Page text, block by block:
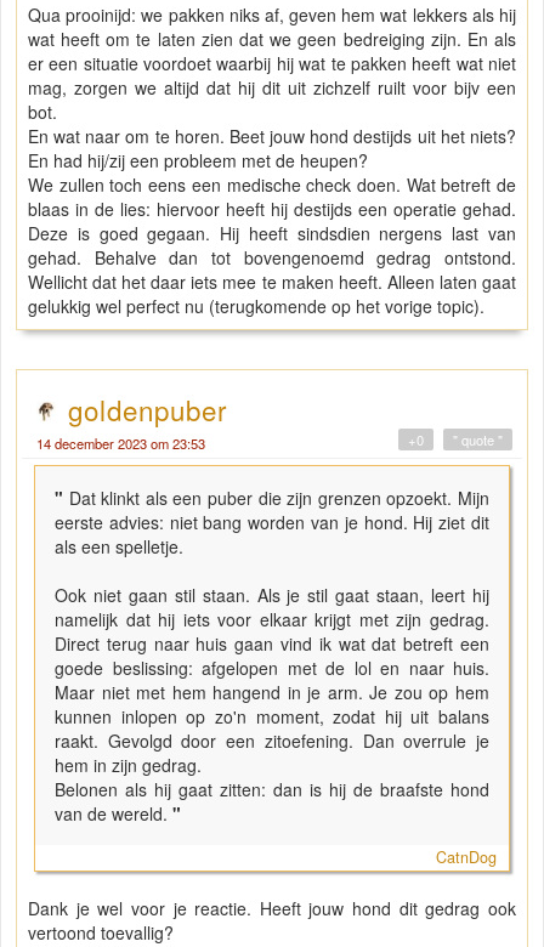
Qua prooinijd: we pakken niks af, geven hem wat lekkers als hij
wat heeft om te laten zien dat we geen bedreiging zijn. En als
er een situatie voordoet waarbij hij wat te pakken heeft wat niet
mag, zorgen we altijd dat hij dit uit zichzelf ruilt voor bijv een
bot.
En wat naar om te horen. Beet jouw hond destijds uit het niets?
En had hij/zij een probleem met de heupen?
We zullen toch eens een medische check doen. Wat betreft de
blaas in de lies: hiervoor heeft hij destijds een operatie gehad.
Deze is goed gegaan. Hij heeft sindsdien nergens last van
gehad. Behalve dan tot bovengenoemd gedrag ontstond.
Wellicht dat het daar iets mee te maken heeft. Alleen laten gaat
gelukkig wel perfect nu (terugkomende op het vorige topic).
goldenpuber
14 december 2023 om 23:53 " quote "
+0
" Dat klinkt als een puber die zijn grenzen opzoekt. Mijn
eerste advies: niet bang worden van je hond. Hij ziet dit
als een spelletje.
Ook niet gaan stil staan. Als je stil gaat staan, leert hij
namelijk dat hij iets voor elkaar krijgt met zijn gedrag.
Direct terug naar huis gaan vind ik wat dat betreft een
goede beslissing: afgelopen met de lol en naar huis.
Maar niet met hem hangend in je arm. Je zou op hem
kunnen inlopen op zo'n moment, zodat hij uit balans
raakt. Gevolgd door een zitoefening. Dan overrule je
hem in zijn gedrag.
Belonen als hij gaat zitten: dan is hij de braafste hond
van de wereld. "
CatnDog
Dank je wel voor je reactie. Heeft jouw hond dit gedrag ook
vertoond toevallig?